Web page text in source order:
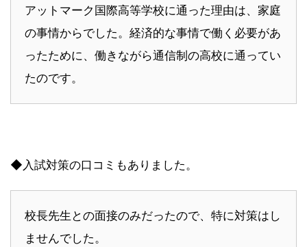
アットマーク国際高等学校に通った理由は、家庭
の事情からでした。経済的な事情で働く必要があ
ったために、働きながら通信制の高校に通ってい
たのです。
◆入試対策の口コミもありました。
校長先生との面接のみだったので、特に対策はし
ませんでした。